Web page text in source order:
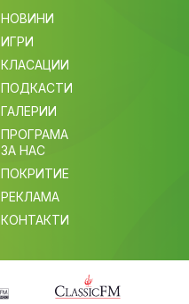
НОВИНИ
ИГРИ
КЛАСАЦИИ
ПОДКАСТИ
ГАЛЕРИИ
ПРОГРАМА
ЗА НАС
ПОКРИТИЕ
РЕКЛАМА
КОНТАКТИ